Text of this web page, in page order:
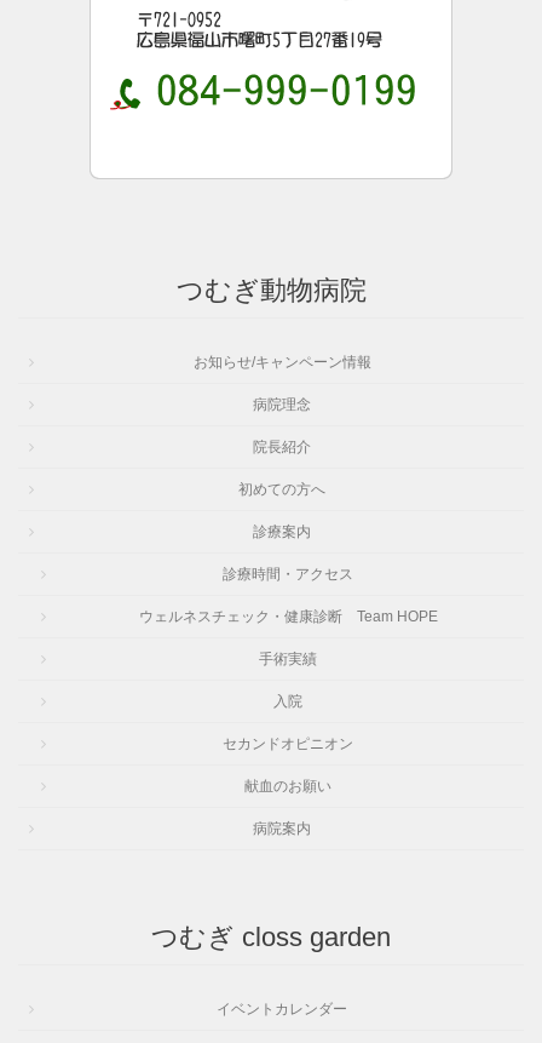
つむぎ動物病院
お知らせ/キャンペーン情報
病院理念
院長紹介
初めての方へ
診療案内
診療時間・アクセス
ウェルネスチェック・健康診断 Team HOPE
手術実績
入院
セカンドオピニオン
献血のお願い
病院案内
つむぎ closs garden
イベントカレンダー